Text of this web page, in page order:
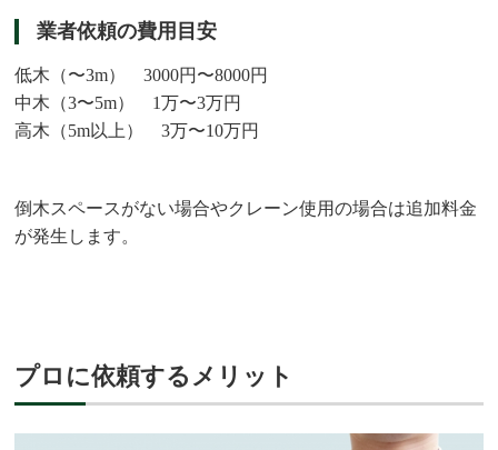
業者依頼の費用目安
低木（〜3m） 3000円〜8000円
中木（3〜5m） 1万〜3万円
高木（5m以上） 3万〜10万円
倒木スペースがない場合やクレーン使用の場合は追加料金
が発生します。
プロに依頼するメリット